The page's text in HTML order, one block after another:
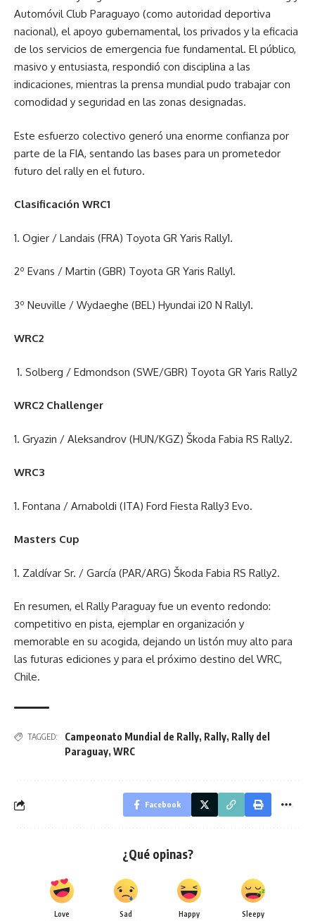
Automóvil Club Paraguayo (como autoridad deportiva
nacional), el apoyo gubernamental, los privados y la eficacia
de los servicios de emergencia fue fundamental. El público,
masivo y entusiasta, respondió con disciplina a las
indicaciones, mientras la prensa mundial pudo trabajar con
comodidad y seguridad en las zonas designadas.
Este esfuerzo colectivo generó una enorme confianza por
parte de la FIA, sentando las bases para un prometedor
futuro del rally en el futuro.
Clasificación WRC1
1. Ogier / Landais (FRA) Toyota GR Yaris Rally1.
2º Evans / Martin (GBR) Toyota GR Yaris Rally1.
3º Neuville / Wydaeghe (BEL) Hyundai i20 N Rally1.
WRC2
1. Solberg / Edmondson (SWE/GBR) Toyota GR Yaris Rally2
WRC2 Challenger
1. Gryazin / Aleksandrov (HUN/KGZ) Škoda Fabia RS Rally2.
WRC3
1. Fontana / Arnaboldi (ITA) Ford Fiesta Rally3 Evo.
Masters Cup
1. Zaldívar Sr. / García (PAR/ARG) Škoda Fabia RS Rally2.
En resumen, el Rally Paraguay fue un evento redondo:
competitivo en pista, ejemplar en organización y
memorable en su acogida, dejando un listón muy alto para
las futuras ediciones y para el próximo destino del WRC,
Chile.
TAGGED: Campeonato Mundial de Rally, Rally, Rally del
Paraguay, WRC
Facebook
¿Qué opinas?
Love Sad Happy Sleepy